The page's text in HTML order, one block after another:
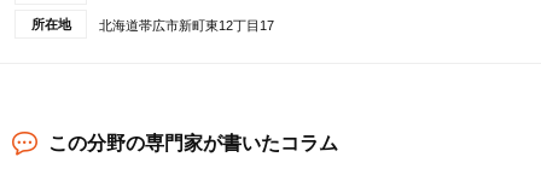
所在地 北海道帯広市新町東12丁目17
この分野の専門家が書いたコラム